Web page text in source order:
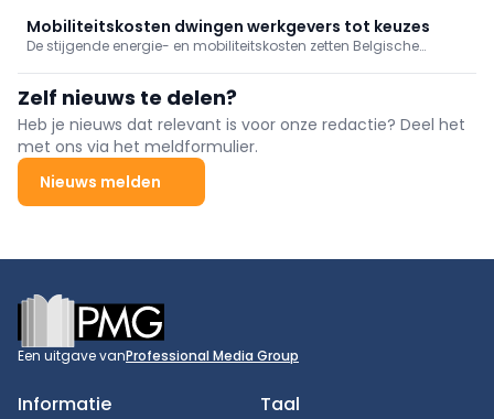
de Europese competitiviteit verder versterken.
Mobiliteitskosten dwingen werkgevers tot keuzes
De stijgende energie- en mobiliteitskosten zetten Belgische
oplopende kosten en de complexe regelgeving.
Zelf nieuws te delen?
Heb je nieuws dat relevant is voor onze redactie? Deel het
met ons via het meldformulier.
Nieuws melden
Footer
Een uitgave vanProfessional Media Group
Informatie Taal